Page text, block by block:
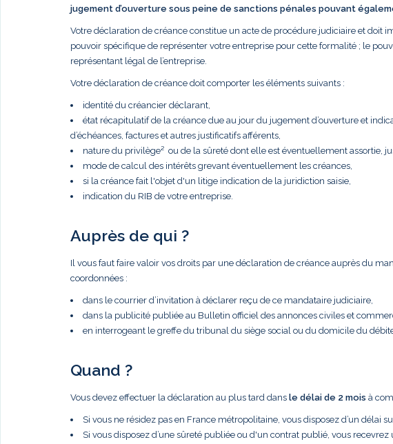
jugement d’ouverture sous peine de sanctions pénales pouvant
Votre déclaration de créance constitue un acte de procédure judiciaire et doit
pouvoir spécifique de représenter votre entreprise pour cette formalité ; le
représentant légal de l’entreprise.
Votre déclaration de créance doit comporter les éléments suivants :
identité du créancier déclarant,
état récapitulatif de la créance due au jour du jugement d’ouverture et
d’échéances, factures et autres justificatifs afférents,
nature du privilège² ou de la sûreté dont elle est éventuellement assortie,
mode de calcul des intérêts grevant éventuellement les créances,
si la créance fait l'objet d'un litige indication de la juridiction saisie,
indication du RIB de votre entreprise.
Auprès de qui ?
Il vous faut faire valoir vos droits par une déclaration de créance auprès du
coordonnées :
dans le courrier d’invitation à déclarer reçu de ce mandataire judiciaire,
dans la publicité publiée au Bulletin officiel des annonces civiles et
en interrogeant le greffe du tribunal du siège social ou du domicile du
Quand ?
Vous devez effectuer la déclaration au plus tard dans le délai de 2 mois à
Si vous ne résidez pas en France métropolitaine, vous disposez d’un délai
Si vous disposez d’une sûreté publiée ou d'un contrat publié, vous